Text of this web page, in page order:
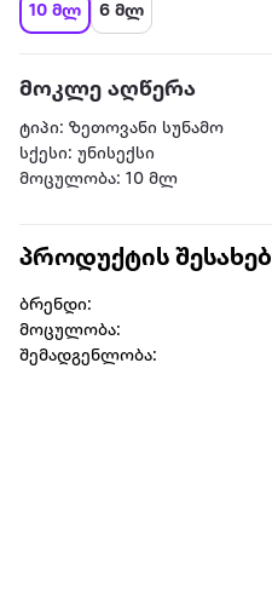
10 მლ 6 მლ
მოკლე აღწერა
ტიპი: ზეთოვანი სუნამო
სქესი: უნისექსი
მოცულობა: 10 მლ
პროდუქტის შესახებ
ბრენდი:
მოცულობა:
შემადგენლობა: